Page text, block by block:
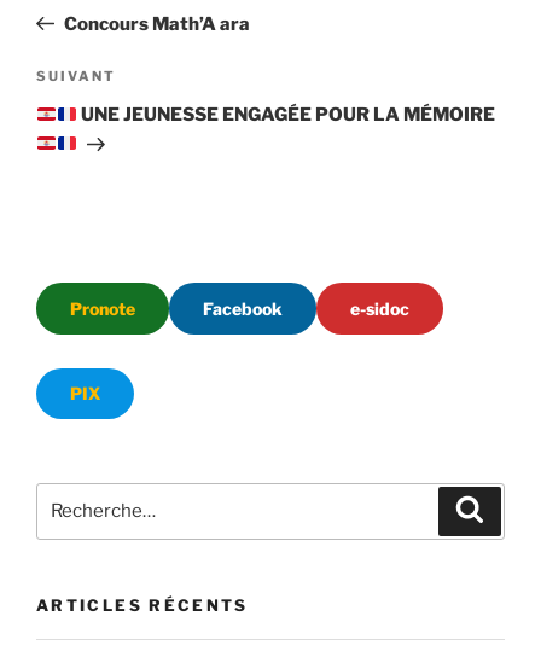
l’article
précédent
Concours Math’A ara
Article
suivant
SUIVANT
UNE JEUNESSE ENGAGÉE POUR LA MÉMOIRE
Pronote Facebook e-sidoc
PIX
pour
ARTICLES RÉCENTS